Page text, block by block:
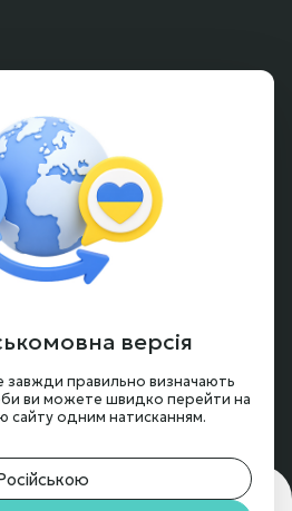
версія
завжди правильно визначають
ви можете швидко перейти на
сайту одним натисканням.
🍪 Мы используем cookie,